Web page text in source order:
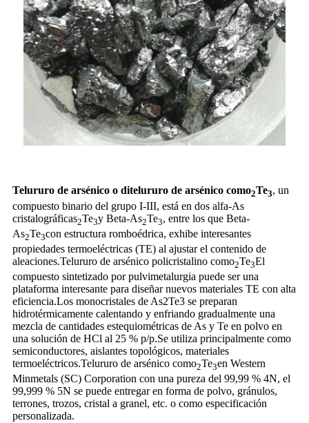
Telururo de arsénico o ditelururo de arsénico como2Te3, un
compuesto binario del grupo I-III, está en dos alfa-As
cristalográficas2Te3y Beta-As2Te3, entre los que Beta-
As2Te3con estructura romboédrica, exhibe interesantes
propiedades termoeléctricas (TE) al ajustar el contenido de
aleaciones.Telururo de arsénico policristalino como2Te3El
compuesto sintetizado por pulvimetalurgia puede ser una
plataforma interesante para diseñar nuevos materiales TE con alta
eficiencia.Los monocristales de As2Te3 se preparan
hidrotérmicamente calentando y enfriando gradualmente una
mezcla de cantidades estequiométricas de As y Te en polvo en
una solución de HCl al 25 % p/p.Se utiliza principalmente como
semiconductores, aislantes topológicos, materiales
termoeléctricos.Telururo de arsénico como2Te3en Western
Minmetals (SC) Corporation con una pureza del 99,99 % 4N, el
99,999 % 5N se puede entregar en forma de polvo, gránulos,
terrones, trozos, cristal a granel, etc. o como especificación
personalizada.